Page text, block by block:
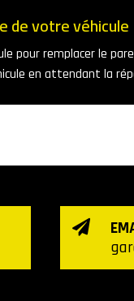
de votre véhicule
pour remplacer le
en attendant la
